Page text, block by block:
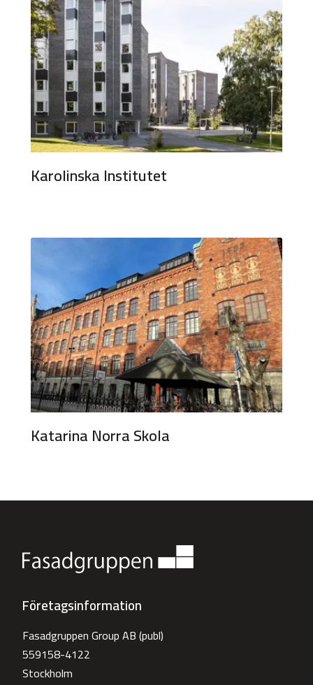
Karolinska Institutet
Katarina Norra Skola
Företagsinformation
Fasadgruppen Group AB (publ)
559158-4122
Stockholm